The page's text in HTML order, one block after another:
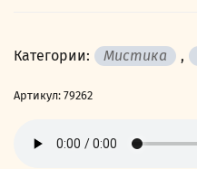
Категории: Мистика ,
Артикул: 79262